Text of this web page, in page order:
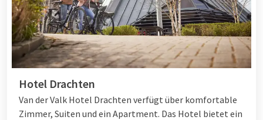
Hotel Drachten
Van der Valk Hotel Drachten verfügt über komfortable
Zimmer, Suiten und ein Apartment. Das Hotel bietet ein